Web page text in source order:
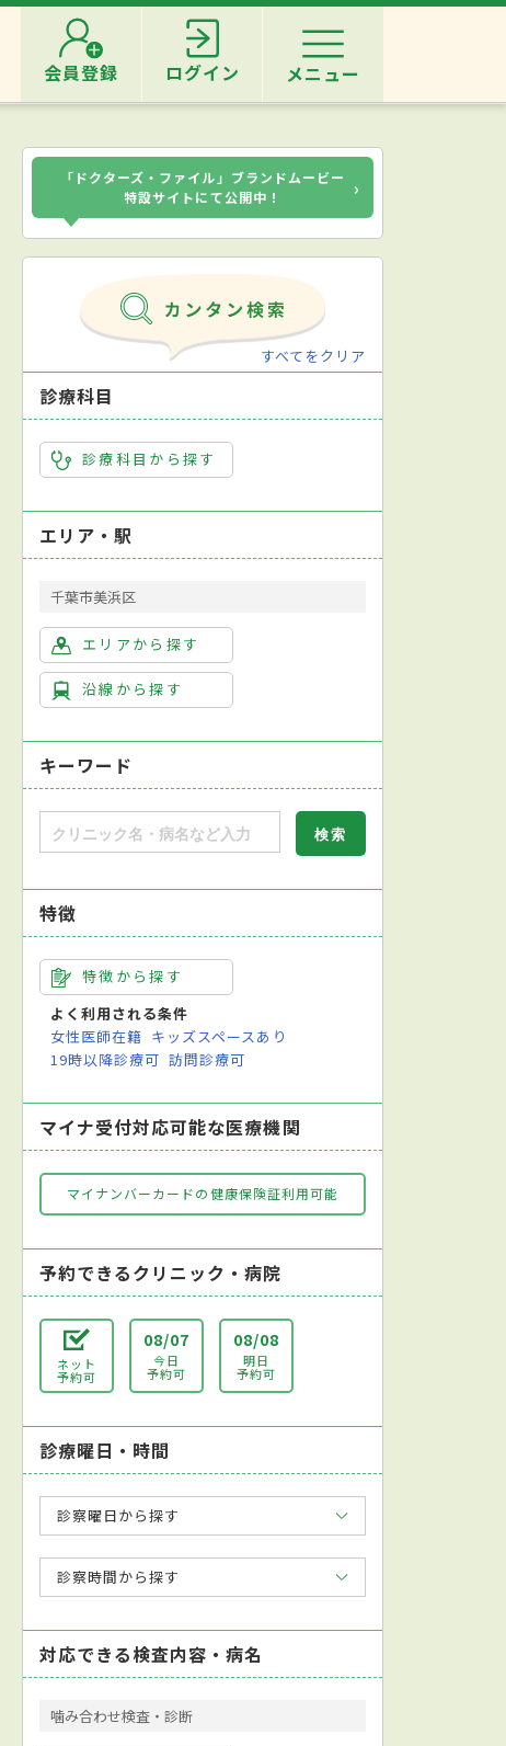
会員登録 ログイン メニュー
クリーニング
「ドクターズ・ファイル」ブランドムービー
特設サイトにて公開中！
›
すべてをクリア
診療科目
診療科目から探す
エリア・駅
千葉市美浜区
エリアから探す
沿線から探す
キーワード
特徴
特徴から探す
よく利用される条件
女性医師在籍 キッズスペースあり
19時以降診療可 訪問診療可
マイナ受付対応可能な医療機関
マイナンバーカードの健康保険証利用可能
予約できるクリニック・病院
ネット
予約可
08/07
今日
予約可
08/08
明日
予約可
診療曜日・時間
診察曜日から探す
診察時間から探す
対応できる検査内容・病名
噛み合わせ検査・診断